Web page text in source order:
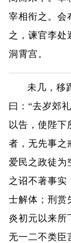
宰相衔之。会
之，谏官李处
洞霄宫。
未几，移
曰：“去岁郊
以告，使陛下
者，无先事之
爱民之政徒为
之诏不著事实
士解体；刑赏
炎初元以来所
无一二不类臣